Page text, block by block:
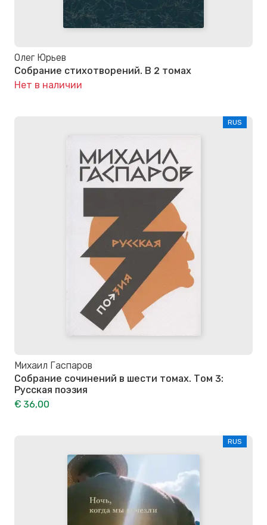
Олег Юрьев
Собрание стихотворений. В 2 томах
Нет в наличии
RUS
Михаил Гаспаров
Собрание сочинений в шести томах. Том 3:
Русская поэзия
€ 36,00
RUS